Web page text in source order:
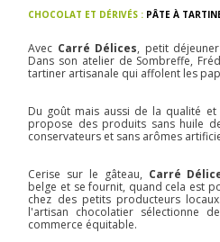
CHOCOLAT ET DÉRIVÉS : PÂTE À
Avec Carré Délices, petit
Dans son atelier de Sombreffe,
tartiner artisanale qui affolent les
Du goût mais aussi de la qualité et
propose des produits sans huile
conservateurs et sans arômes
Cerise sur le gâteau, Carré
belge et se fournit, quand cela est
chez des petits producteurs
l'artisan chocolatier sélectionne
commerce équitable.